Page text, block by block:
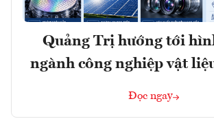
Quảng Trị hướng tới
ngành công nghiệp vật
Đọc ngay